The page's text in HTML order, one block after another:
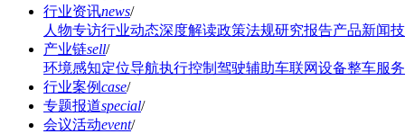
行业资讯news/
人物专访行业动态深度解读政策法规研究报告产品新闻
产业链sell/
环境感知定位导航执行控制 驾驶辅助车联网设备整车服务
行业案例case/
专题报道special/
会议活动event/